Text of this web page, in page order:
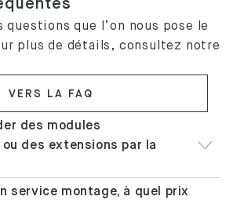
que l’on nous pose le
plus de détails, consultez notre
VERS LA FAQ
des modules
des extensions par la
service montage, à quel prix